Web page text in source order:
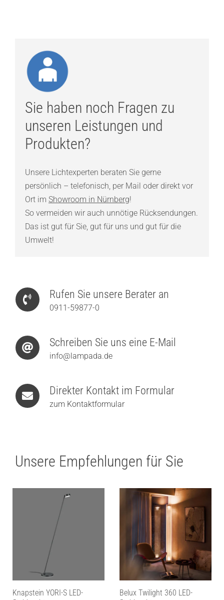
Sie haben noch Fragen zu
unseren Leistungen und
Produkten?
Unsere Lichtexperten beraten Sie gerne
persönlich – telefonisch, per Mail oder direkt vor
Ort im Showroom in Nürnberg!
So vermeiden wir auch unnötige Rücksendungen.
Das ist gut für Sie, gut für uns und gut für die
Umwelt!
Rufen Sie unsere Berater an
0911-59877-0
Schreiben Sie uns eine E-Mail
info@lampada.de
Direkter Kontakt im Formular
zum Kontaktformular
Unsere Empfehlungen für Sie
Knapstein YORI-S LED-
Belux Twilight 360 LED-